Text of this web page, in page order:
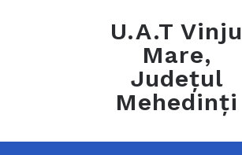
U.A.T Vinju
Mare,
Județul
Mehedinți